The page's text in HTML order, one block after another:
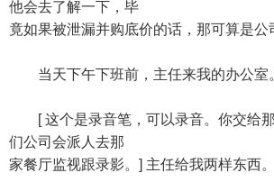
他会去了解一下，毕
竟如果被泄漏并购底价的话，那可算是公
当天下午下班前，主任来我的办公室
[ 这个是录音笔，可以录音。你交给
们公司会派人去那
家餐厅监视跟录影。] 主任给我两样东西。